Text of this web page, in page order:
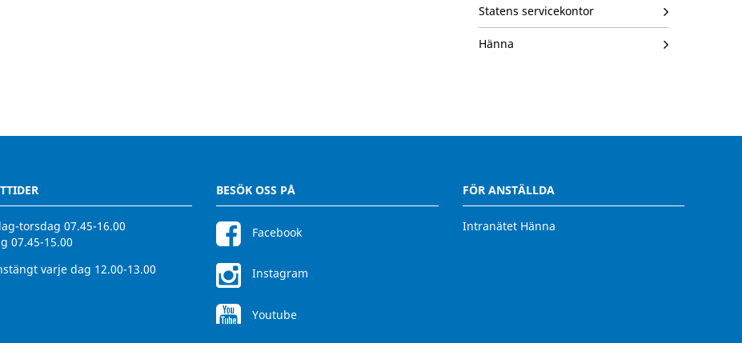
Statens servicekontor
Hänna
torsdag 07.45-16.00
07.45-15.00
varje dag 12.00-13.00
BESÖK OSS PÅ
Facebook
Instagram
Youtube
FÖR ANSTÄLLDA
Intranätet Hänna